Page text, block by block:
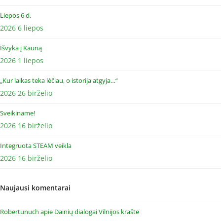
Liepos 6 d.
2026 6 liepos
Išvyka į Kauną
2026 1 liepos
„Kur laikas teka lėčiau, o istorija atgyja…“
2026 26 birželio
Sveikiname!
2026 16 birželio
Integruota STEAM veikla
2026 16 birželio
Naujausi komentarai
Robertunuch apie Dainių dialogai Vilnijos krašte